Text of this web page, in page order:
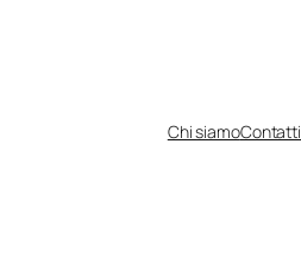
Chi siamoContatti